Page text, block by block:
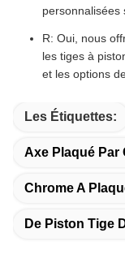
personnalisées
R: Oui, nous
les tiges à
et les options
Les Étiquettes:
Axe Plaqué Par
Chrome A
De Piston Tige